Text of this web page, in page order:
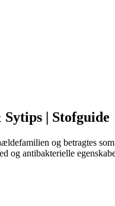
| Stofguide
og betragtes
og antibakterielle